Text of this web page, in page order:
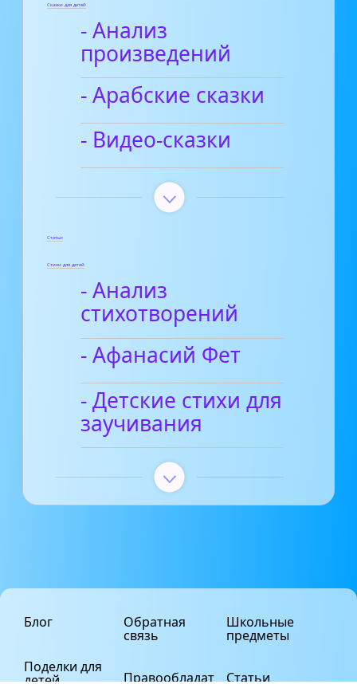
Сказки для детей
- Анализ
произведений
- Арабские сказки
- Видео-сказки
Статьи
Стихи для детей
- Анализ
стихотворений
- Афанасий Фет
- Детские стихи для
заучивания
Блог
Поделки для
детей
Обратная
связь
Правообладат
Школьные
предметы
Статьи